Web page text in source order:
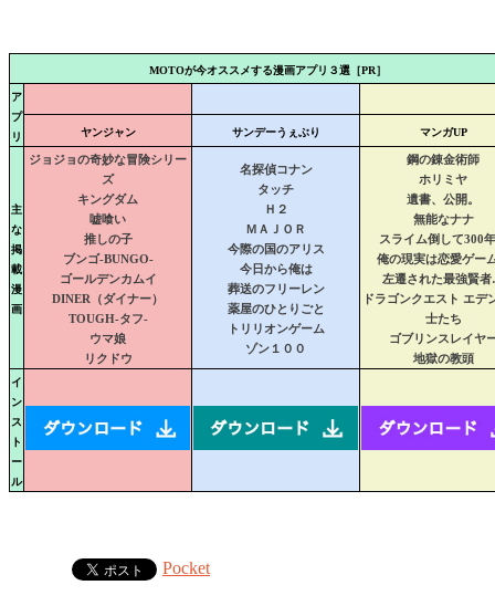
MOTOが今オススメする漫画アプリ３選［PR］
ア
プ
リ
ヤンジャン サンデーうぇぶり マンガUP
主
な
掲
載
漫
画
ジョジョの奇妙な冒険シリー
ズ
キングダム
嘘喰い
推しの子
ブンゴ-BUNGO-
ゴールデンカムイ
DINER（ダイナー）
TOUGH-タフ-
ウマ娘
リクドウ
名探偵コナン
タッチ
Ｈ２
ＭＡＪＯＲ
今際の国のアリス
今日から俺は
葬送のフリーレン
薬屋のひとりごと
トリリオンゲーム
ゾン１００
鋼の錬金術師
ホリミヤ
遺書、公開。
無能なナナ
スライム倒して300
俺の現実は恋愛ゲー
左遷された最強賢
ドラゴンクエスト エデ
士たち
ゴブリンスレイヤ
地獄の教頭
イ
ン
ス
ト
ー
ル
Pocket